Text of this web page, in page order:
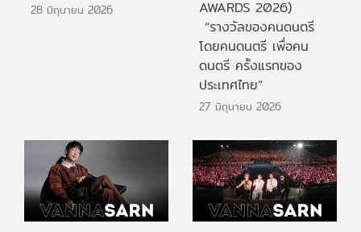
28 มิถุนายน 2026
AWARDS 2026)
“รางวัลของคนดนตรี
โดยคนดนตรี เพื่อคน
ดนตรี ครั้งแรกของ
ประเทศไทย”
27 มิถุนายน 2026